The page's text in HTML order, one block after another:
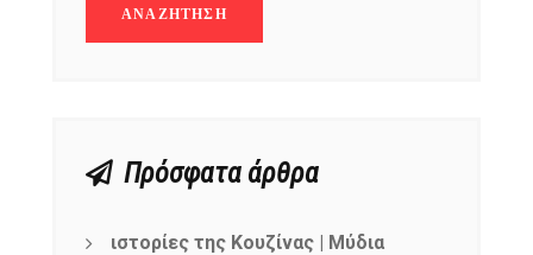
Πρόσφατα άρθρα
ιστορίες της Κουζίνας | Μύδια